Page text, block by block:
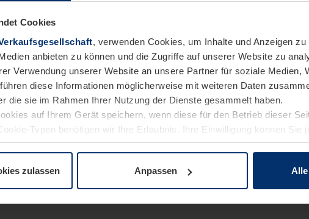
Cookies
, verwenden Cookies, um Inhalte und Anzeigen zu
anbieten zu können und die Zugriffe auf unserer Website zu
Verwendung unserer Website an unsere Partner für soziale Medien,
diese Informationen möglicherweise mit weiteren Daten
die sie im Rahmen Ihrer Nutzung der Dienste gesammelt haben.
auf Ihrem Gerät speichern, wenn diese für den Betrieb dieser
Typen benötigen wir Ihre Erlaubnis. Ihre Einwilligung können Sie
Datenschutzerklärungunserer Website ändern oder widerrufen.
zulassen Anpassen